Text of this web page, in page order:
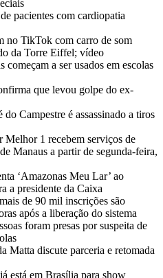
pacientes com cardiopatia
no TikTok com carro de som
da Torre Eiffel; vídeo
começam a ser usados em escolas
que levou golpe do ex-
do Campestre é assassinado a tiros
Melhor 1 recebem serviços de
Manaus a partir de segunda-feira,
‘Amazonas Meu Lar’ ao
a presidente da Caixa
de 90 mil inscrições são
após a liberação do sistema
foram presas por suspeita de
Matta discute parceria e retomada
está em Brasília para show